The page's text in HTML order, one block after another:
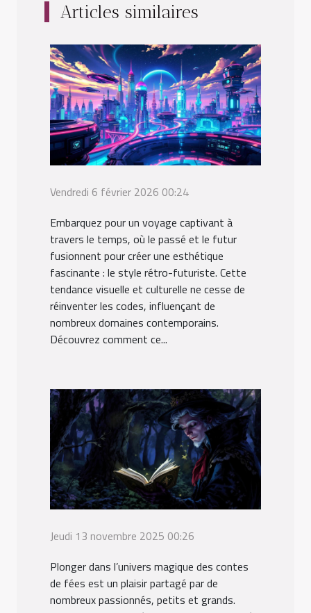
Articles similaires
Vendredi 6 février 2026 00:24
Embarquez pour un voyage captivant à
travers le temps, où le passé et le futur
fusionnent pour créer une esthétique
fascinante : le style rétro-futuriste. Cette
tendance visuelle et culturelle ne cesse de
réinventer les codes, influençant de
nombreux domaines contemporains.
Découvrez comment ce...
Jeudi 13 novembre 2025 00:26
Plonger dans l’univers magique des contes
de fées est un plaisir partagé par de
nombreux passionnés, petits et grands.